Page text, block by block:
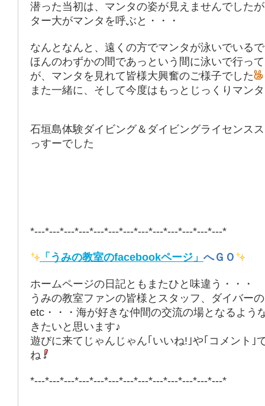
潜った当初は、マンタの姿が見えませんでした
ター大がマンタを呼ぶと・・・
なんとなんと、遠くの方でマンタが泳いでいる
ほんのわずかの間であっという間に泳いで行っ
が、マンタを見れて皆様大興奮のご様子でした
また一緒に、そして今度はもっとじっくりマン
石垣島体験ダイビング＆ダイビングライセンス
っすーでした
*---*---*---*---*---*---*---*---*---*---*---*---*---*
「うみの教室のfacebookページ」 へＧＯ
ホームページの日記ともまたひと味違う・・・
うみの教室ファンの皆様とスタッフ、ダイバー
etc・・・海が好きな仲間の交流の場となるよう
きたいと思います♪
遊びに来てじゃんじゃん｢いいね!｣や｢コメント｣
ね
*---*---*---*---*---*---*---*---*---*---*---*---*---*